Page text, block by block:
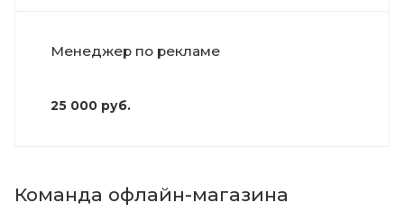
Менеджер по рекламе
25 000 руб.
Команда офлайн-магазина